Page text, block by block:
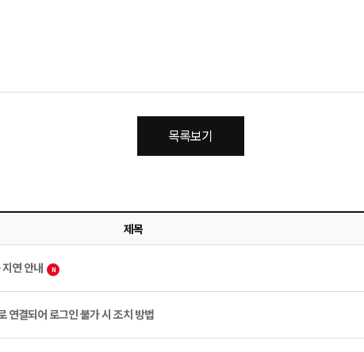
목록보기
제목
연 안내 N
연결되어 로그인 불가 시 조치 방법